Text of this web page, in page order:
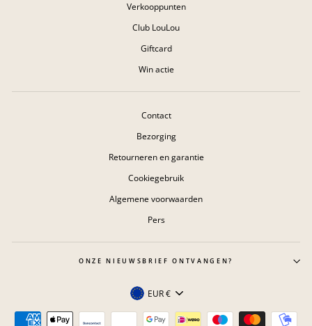
Verkooppunten
Club LouLou
Giftcard
Win actie
Contact
Bezorging
Retourneren en garantie
Cookiegebruik
Algemene voorwaarden
Pers
ONZE NIEUWSBRIEF ONTVANGEN?
Valuta
EUR €